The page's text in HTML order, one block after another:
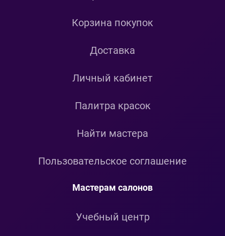
Корзина покупок
Доставка
Личный кабинет
Палитра красок
Найти мастера
Пользовательское соглашение
Мастерам салонов
Учебный центр